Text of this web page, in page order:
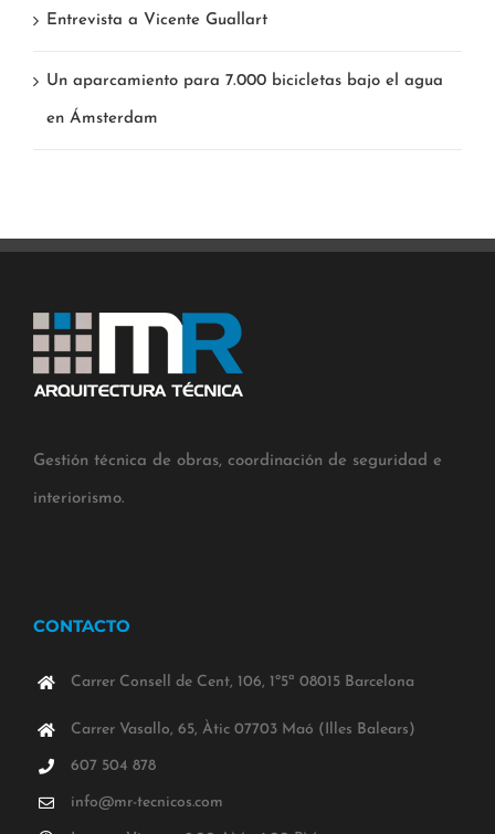
Entrevista a Vicente Guallart
Un aparcamiento para 7.000 bicicletas bajo el agua
en Ámsterdam
Gestión técnica de obras, coordinación de seguridad e
interiorismo.
CONTACTO
Carrer Consell de Cent, 106, 1º5ª 08015 Barcelona
Carrer Vasallo, 65, Àtic 07703 Maó (Illes Balears)
607 504 878
info@mr-tecnicos.com